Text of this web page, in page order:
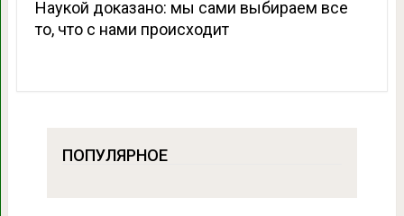
Наукой доказано: мы сами выбираем все
то, что с нами происходит
ПОПУЛЯРНОЕ